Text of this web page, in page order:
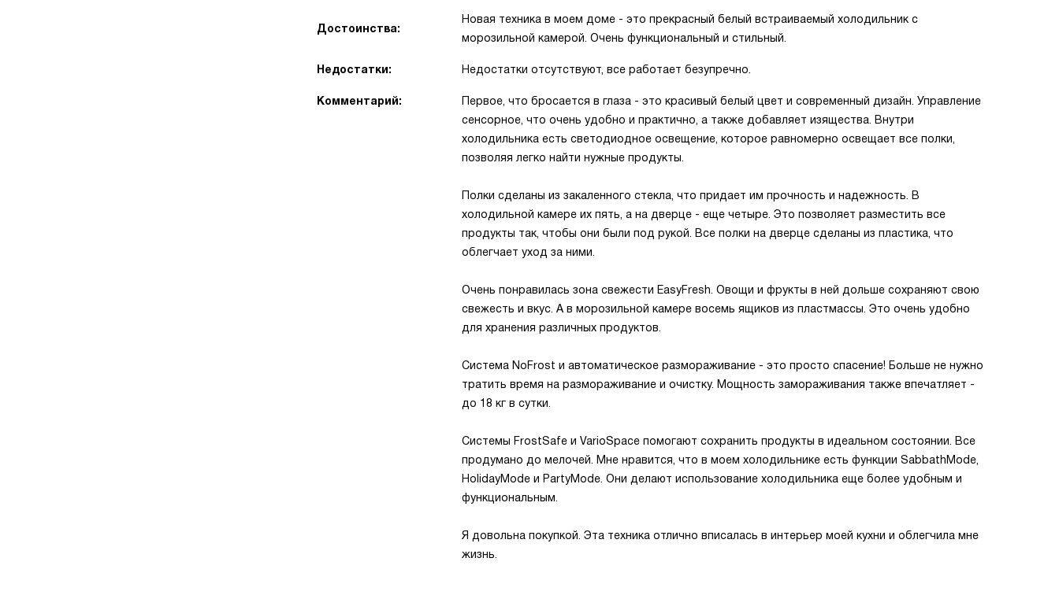
Достоинства:
Новая техника в моем доме - это прекрасный белый встраиваемый холодильник с
морозильной камерой. Очень функциональный и стильный.
Недостатки: Недостатки отсутствуют, все работает безупречно.
Комментарий:
Первое, что бросается в глаза - это красивый белый цвет и современный дизайн. Управление
сенсорное, что очень удобно и практично, а также добавляет изящества. Внутри
холодильника есть светодиодное освещение, которое равномерно освещает все полки,
позволяя легко найти нужные продукты.
Полки сделаны из закаленного стекла, что придает им прочность и надежность. В
холодильной камере их пять, а на дверце - еще четыре. Это позволяет разместить все
продукты так, чтобы они были под рукой. Все полки на дверце сделаны из пластика, что
облегчает уход за ними.
Очень понравилась зона свежести EasyFresh. Овощи и фрукты в ней дольше сохраняют свою
свежесть и вкус. А в морозильной камере восемь ящиков из пластмассы. Это очень удобно
для хранения различных продуктов.
Система NoFrost и автоматическое размораживание - это просто спасение! Больше не нужно
тратить время на размораживание и очистку. Мощность замораживания также впечатляет -
до 18 кг в сутки.
Системы FrostSafe и VarioSpace помогают сохранить продукты в идеальном состоянии. Все
продумано до мелочей. Мне нравится, что в моем холодильнике есть функции SabbathMode,
HolidayMode и PartyMode. Они делают использование холодильника еще более удобным и
функциональным.
Я довольна покупкой. Эта техника отлично вписалась в интерьер моей кухни и облегчила мне
жизнь.